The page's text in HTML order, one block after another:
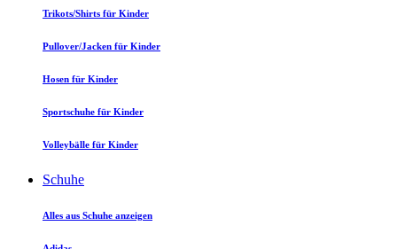
Trikots/Shirts für Kinder
Pullover/Jacken für Kinder
Hosen für Kinder
Sportschuhe für Kinder
Volleybälle für Kinder
Schuhe
Alles aus Schuhe anzeigen